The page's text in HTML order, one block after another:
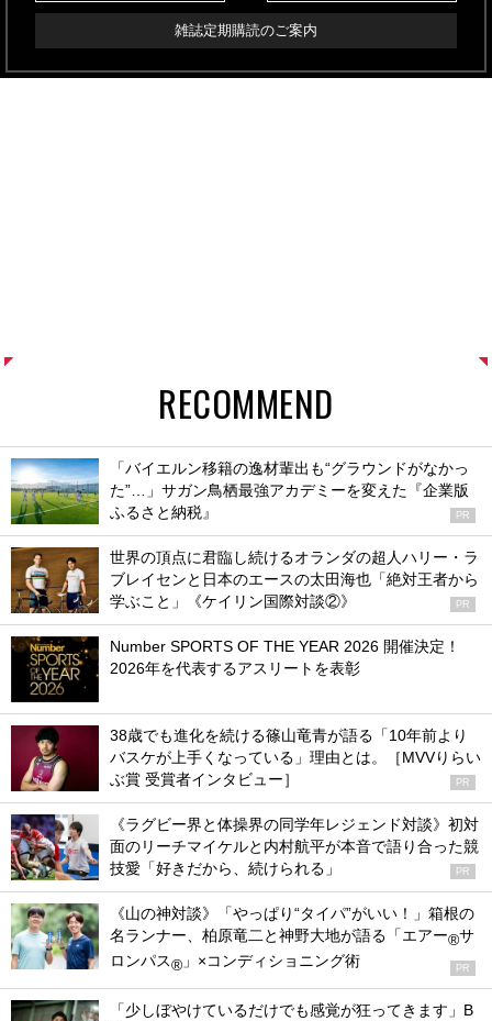
雑誌定期購読のご案内
RECOMMEND
「バイエルン移籍の逸材輩出も“グラウンドがなかっ
た”…」サガン鳥栖最強アカデミーを変えた『企業版
ふるさと納税』
PR
世界の頂点に君臨し続けるオランダの超人ハリー・ラ
ブレイセンと日本のエースの太田海也「絶対王者から
学ぶこと」《ケイリン国際対談②》
PR
Number SPORTS OF THE YEAR 2026 開催決定！
2026年を代表するアスリートを表彰
38歳でも進化を続ける篠山竜青が語る「10年前より
バスケが上手くなっている」理由とは。［MVVりらい
ぶ賞 受賞者インタビュー］
PR
《ラグビー界と体操界の同学年レジェンド対談》初対
面のリーチマイケルと内村航平が本音で語り合った競
技愛「好きだから、続けられる」
PR
《山の神対談》「やっぱり“タイパ”がいい！」箱根の
名ランナー、柏原竜二と神野大地が語る「エアー®サ
ロンパス® 」×コンディショニング術 PR
「少しぼやけているだけでも感覚が狂ってきます」B